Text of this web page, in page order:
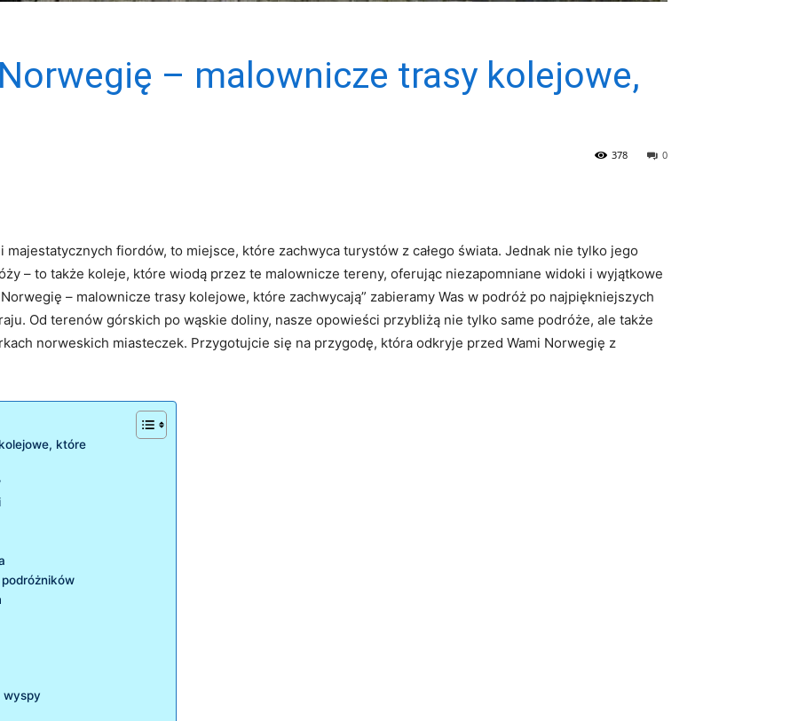
– malownicze trasy kolejowe,
0
378
fiordów, to miejsce, które zachwyca turystów z całego świata. Jednak nie tylko jego
– to także koleje, które wiodą przez te malownicze tereny, oferując niezapomniane widoki i wyjątkowe
– malownicze trasy kolejowe, które zachwycają” zabieramy Was w podróż po najpiękniejszych
Od terenów górskich po wąskie doliny, nasze opowieści przybliżą nie tylko same podróże, ale także
norweskich miasteczek. Przygotujcie się na przygodę, która odkryje przed Wami Norwegię z
które
wyspy